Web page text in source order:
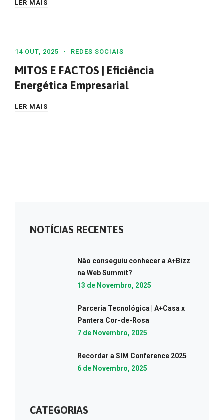
LER MAIS
14 OUT, 2025 REDES SOCIAIS
MITOS E FACTOS | Eficiência
Energética Empresarial
LER MAIS
NOTÍCIAS RECENTES
Não conseguiu conhecer a A+Bizz
na Web Summit?
13 de Novembro, 2025
Parceria Tecnológica | A+Casa x
Pantera Cor-de-Rosa
7 de Novembro, 2025
Recordar a SIM Conference 2025
6 de Novembro, 2025
CATEGORIAS